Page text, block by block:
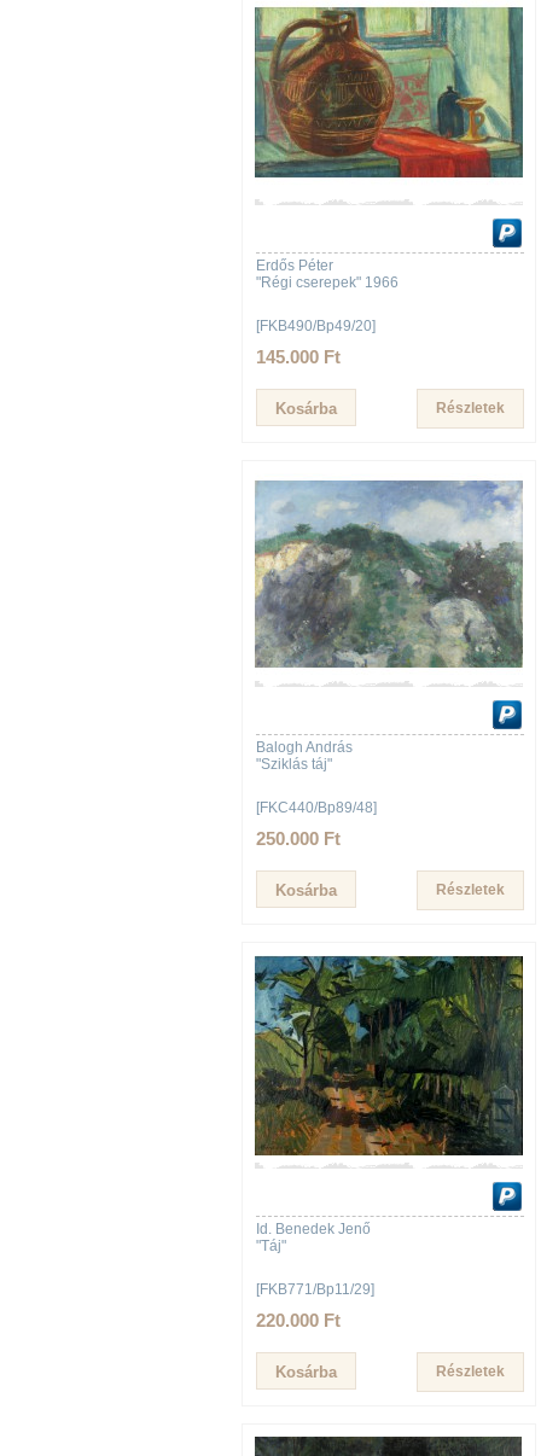
Erdős Péter
"Régi cserepek" 1966
[FKB490/Bp49/20]
145.000 Ft
Részletek
Balogh András
"Sziklás táj"
[FKC440/Bp89/48]
250.000 Ft
Részletek
Id. Benedek Jenő
"Táj"
[FKB771/Bp11/29]
220.000 Ft
Részletek